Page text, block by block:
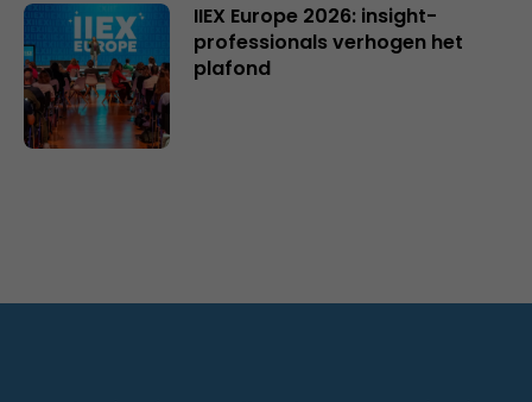
IIEX Europe 2026: insight-
professionals verhogen het
plafond